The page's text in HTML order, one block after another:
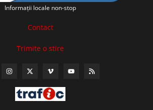
Informaţii locale non-stop
Contact
Trimite o stire